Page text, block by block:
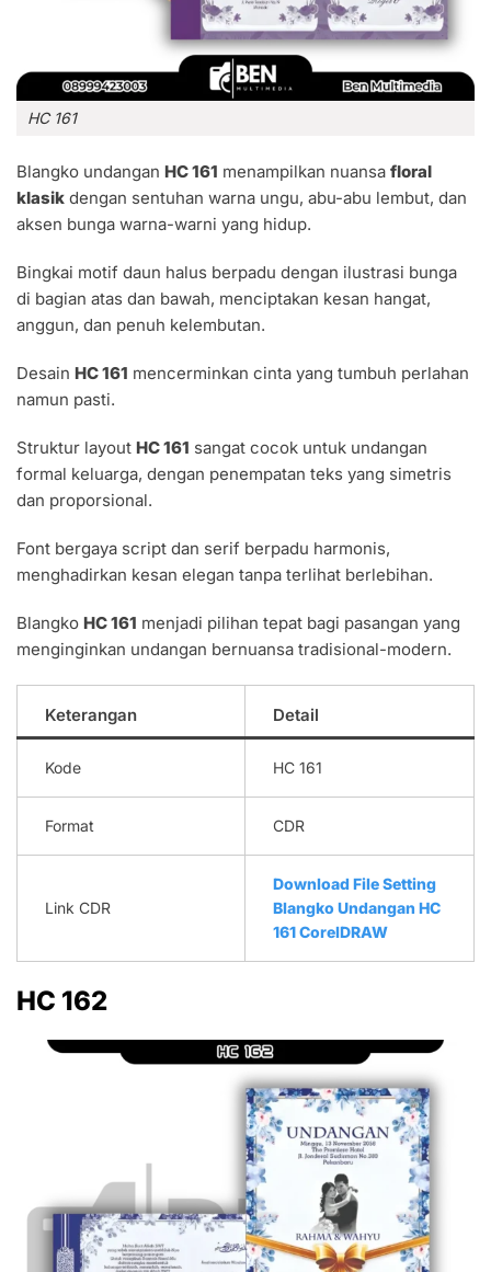
HC 161
Blangko undangan HC 161 menampilkan nuansa floral
klasik dengan sentuhan warna ungu, abu-abu lembut, dan
aksen bunga warna-warni yang hidup.
Bingkai motif daun halus berpadu dengan ilustrasi bunga
di bagian atas dan bawah, menciptakan kesan hangat,
anggun, dan penuh kelembutan.
Desain HC 161 mencerminkan cinta yang tumbuh perlahan
namun pasti.
Struktur layout HC 161 sangat cocok untuk undangan
formal keluarga, dengan penempatan teks yang simetris
dan proporsional.
Font bergaya script dan serif berpadu harmonis,
menghadirkan kesan elegan tanpa terlihat berlebihan.
Blangko HC 161 menjadi pilihan tepat bagi pasangan yang
menginginkan undangan bernuansa tradisional-modern.
Keterangan Detail
Kode HC 161
Format CDR
Link CDR
Download File Setting
Blangko Undangan HC
161 CorelDRAW
HC 162